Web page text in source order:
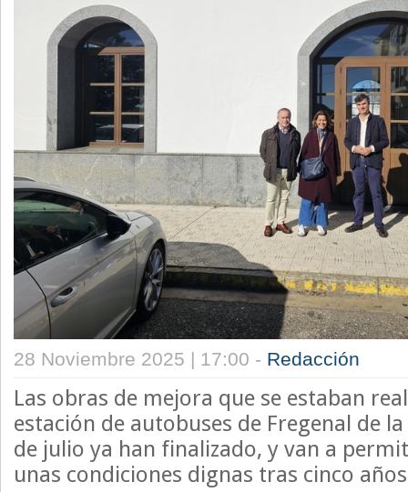
28 Noviembre 2025 | 17:00 - Redacción
Las obras de mejora que se estaban
estación de autobuses de Fregenal de
de julio ya han finalizado, y van a
unas condiciones dignas tras cinco